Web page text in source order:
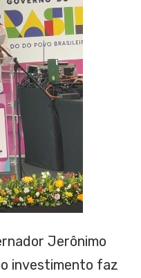
Jerônimo
investimento faz